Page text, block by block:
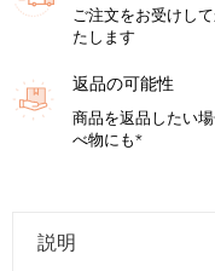
ご注文をお受けし
たします
返品の可能性
商品を返品したい
べ物にも*
説明